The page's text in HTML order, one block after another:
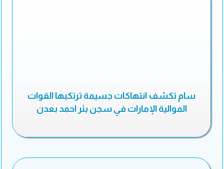
سام تكشف انتهاكات جسيمة ترتكبها القوات
الموالية الإمارات في سجن بئر احمد بعدن